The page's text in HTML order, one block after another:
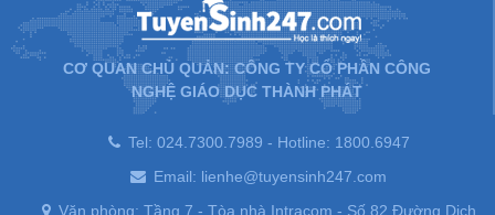
CƠ QUAN CHỦ QUẢN: CÔNG TY CỔ PHẦN CÔNG
NGHỆ GIÁO DỤC THÀNH PHÁT
Tel: 024.7300.7989 - Hotline: 1800.6947
Email: lienhe@tuyensinh247.com
Văn phòng: Tầng 7 - Tòa nhà Intracom - Số 82 Đường Dịch